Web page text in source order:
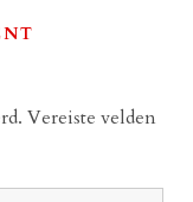
Vereiste velden